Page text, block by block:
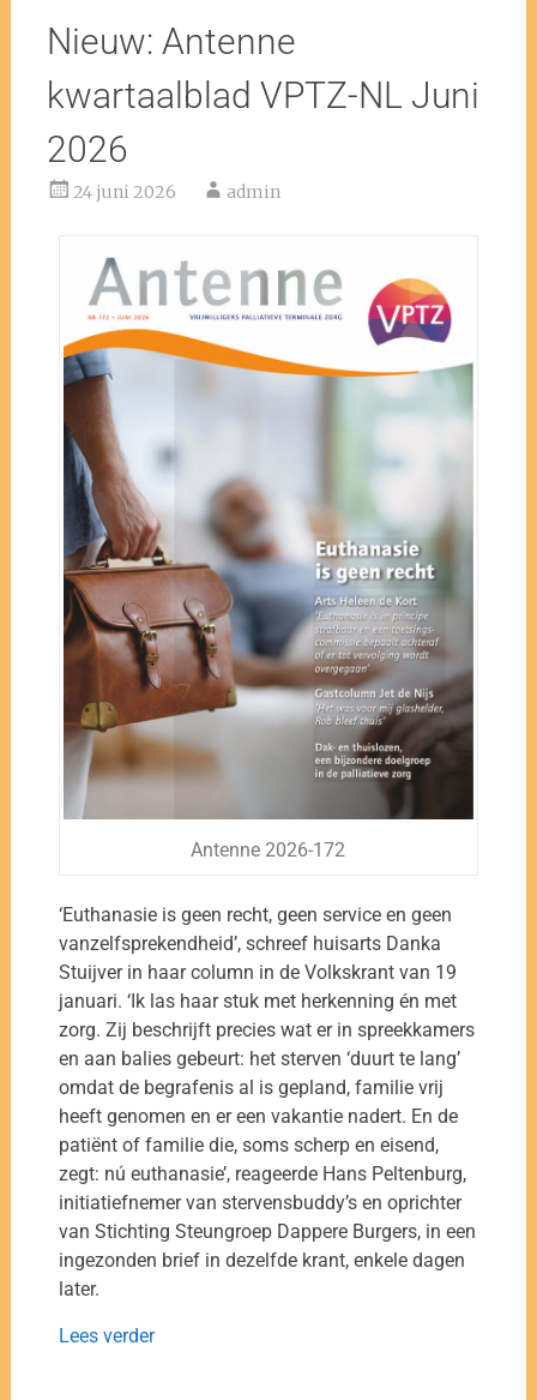
Nieuw: Antenne
kwartaalblad VPTZ-NL Juni
2026
24 juni 2026 admin
Antenne 2026-172
‘Euthanasie is geen recht, geen service en geen
vanzelfsprekendheid’, schreef huisarts Danka
Stuijver in haar column in de Volkskrant van 19
januari. ‘Ik las haar stuk met herkenning én met
zorg. Zij beschrijft precies wat er in spreekkamers
en aan balies gebeurt: het sterven ‘duurt te lang’
omdat de begrafenis al is gepland, familie vrij
heeft genomen en er een vakantie nadert. En de
patiënt of familie die, soms scherp en eisend,
zegt: nú euthanasie’, reageerde Hans Peltenburg,
initiatiefnemer van stervensbuddy’s en oprichter
van Stichting Steungroep Dappere Burgers, in een
ingezonden brief in dezelfde krant, enkele dagen
later.
Lees verder